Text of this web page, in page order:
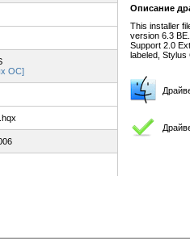
ОС]
Описание
This installer
version 6.3
Support 2.0
labeled, Stylus